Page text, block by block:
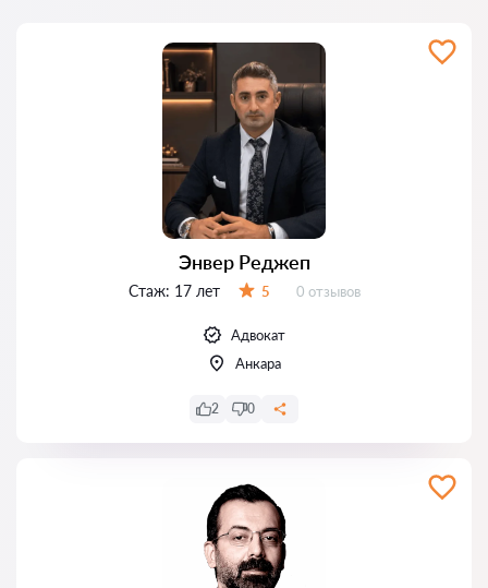
Энвер Реджеп
Стаж: 17 лет 5 Отзывов:
0 отзывов
Адвокат
Анкара
2 0